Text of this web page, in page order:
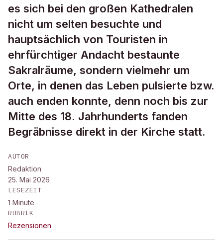
es sich bei den großen Kathedralen
nicht um selten besuchte und
hauptsächlich von Touristen in
ehrfürchtiger Andacht bestaunte
Sakralräume, sondern vielmehr um
Orte, in denen das Leben pulsierte bzw.
auch enden konnte, denn noch bis zur
Mitte des 18. Jahrhunderts fanden
Begräbnisse direkt in der Kirche statt.
AUTOR
Redaktion
25. Mai 2026
LESEZEIT
1 Minute
RUBRIK
Rezensionen